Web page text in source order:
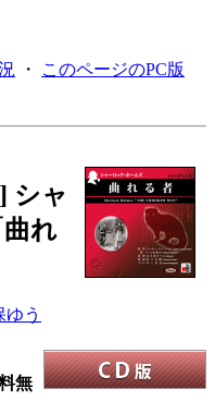
・ このページのPC版
シャ
れ
ゆう
無